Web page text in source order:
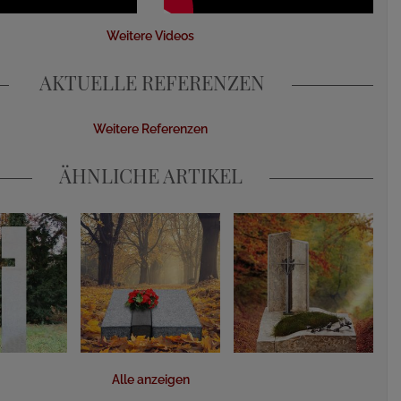
Weitere Videos
AKTUELLE REFERENZEN
Weitere Referenzen
ÄHNLICHE ARTIKEL
Alle anzeigen